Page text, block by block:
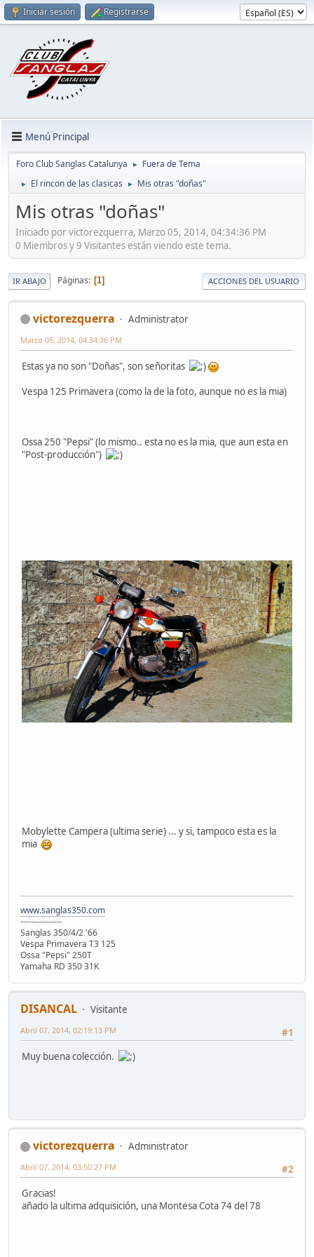
Iniciar sesión Registrarse
Menú Principal
Foro Club Sanglas Catalunya ► Fuera de Tema
► El rincon de las clasicas ► Mis otras "doñas"
Mis otras "doñas"
Iniciado por victorezquerra, Marzo 05, 2014, 04:34:36 PM
0 Miembros y 9 Visitantes están viendo este tema.
IR ABAJO Páginas 1 ACCIONES DEL USUARIO
victorezquerra Administrator
Marzo 05, 2014, 04:34:36 PM
Estas ya no son "Doñas", son señoritas
Vespa 125 Primavera (como la de la foto, aunque no es la mia)
Ossa 250 "Pepsi" (lo mismo.. esta no es la mia, que aun esta en
"Post-producción")
Mobylette Campera (ultima serie) ... y si, tampoco esta es la
mia
www.sanglas350.com
---------------
Sanglas 350/4/2 '66
Vespa Primavera T3 125
Ossa "Pepsi" 250T
Yamaha RD 350 31K
DISANCAL
Visitante
#1
Abril 07, 2014, 02:19:13 PM
Muy buena colección.
victorezquerra
Administrator
#2
Abril 07, 2014, 03:50:27 PM
Gracias!
añado la ultima adquisición, una Montesa Cota 74 del 78